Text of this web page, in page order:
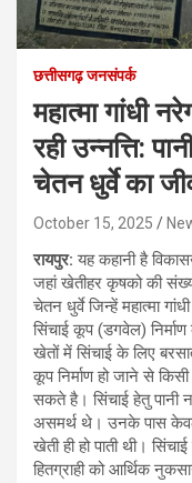
छत्तीसगढ़ जनसंपर्क
महात्मा गांधी
रही उन्नत्ति:
चेतन धुर्वे का
October 15, 2025
रायपुर:यह कहानी है
जहां खेतीहर कृषको की
चेतन धुर्वे जिन्हें महात्मा
सिंचाई कूप (डगवेल) निर्माण
खेतों में सिंचाई के लिए
कूप निर्माण हो जाने से
सकते है। सिंचाई हेतु पानी
असमर्थ थे। उनके पास
खेती ही हो पाती थी।
हितग्राही को आर्थिक